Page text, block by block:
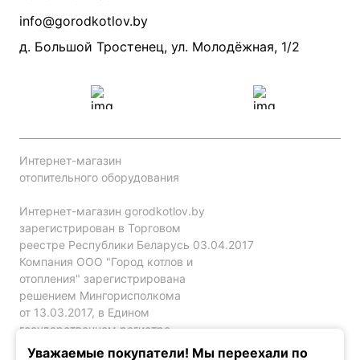
Производители
Прайс по монтажу систем отопления
Проект систем отопления
info@gorodkotlov.by
д. Большой Тростенец, ул. Молодёжная, 1/2
Интернет-магазин
отопительного оборудования
Интернет-магазин gorodkotlov.by
зарегистрирован в Торговом
реестре Республики Беларусь 03.04.2017
Компания ООО "Город котлов и
отопления" зарегистрирована
решением Мингорисполкома
от 13.03.2017, в Едином
государственном регистре
юр. лиц и индивидуальных
Уважаемые покупатели! Мы переехали по